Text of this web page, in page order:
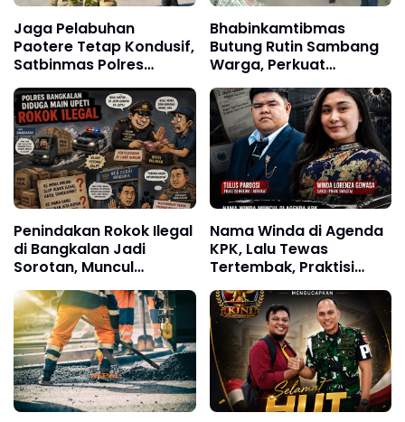
Jaga Pelabuhan
Paotere Tetap Kondusif,
Satbinmas Polres
Pelabuhan Makassar
Intensifkan Patroli
Kamtibmas
Bhabinkamtibmas
Butung Rutin Sambang
Warga, Perkuat
Keamanan Lingkungan
Penindakan Rokok Ilegal
di Bangkalan Jadi
Sorotan, Muncul
Dugaan Negosiasi
hingga Upeti Berkala
Nama Winda di Agenda
KPK, Lalu Tewas
Tertembak, Praktisi
Hukum: Jangan Ada
Fakta yang Ditutup-
Tutupi